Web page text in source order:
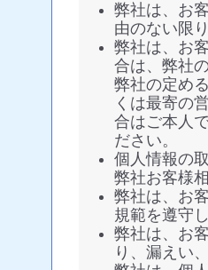
弊社は、お
由のない限
弊社は、お
合は、弊社
弊社の定め
くは最寄の
合はご本人
ださい。
個人情報の
弊社お客様
弊社は、お
規範を遵守
弊社は、お
り、漏えい